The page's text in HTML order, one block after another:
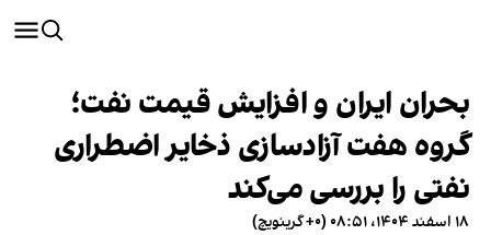
بحران ایران و افزایش قیمت نفت؛
گروه هفت آزادسازی ذخایر اضطراری
نفتی را بررسی می‌کند
۱۸ اسفند ۱۴۰۴، ۰۸:۵۱ (‎+۰ گرینویچ)